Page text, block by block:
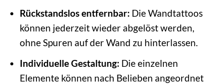
Rückstandslos entfernbar: Die Wandtattoos
können jederzeit wieder abgelöst werden,
ohne Spuren auf der Wand zu hinterlassen.
Individuelle Gestaltung: Die einzelnen
Elemente können nach Belieben angeordnet